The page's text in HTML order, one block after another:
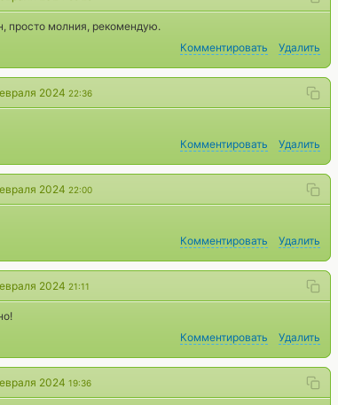
просто молния, рекомендую.
Комментировать Удалить
2024 22:36
Комментировать Удалить
2024 22:00
Комментировать Удалить
2024 21:11
Комментировать Удалить
2024 19:36